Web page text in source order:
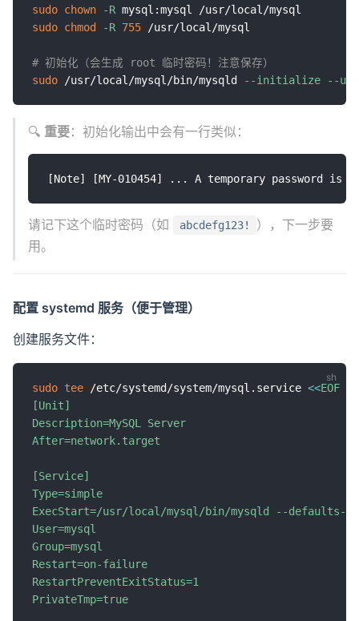
sudo chown -R
sudo chmod -R 755 /usr/local/mysql
# 初始化（会生成 root 临时密码！注意保存）
sudo /usr/local/mysql/bin/mysqld --initialize --
🔍 重要：初始化输出中会有一行类似：
请记下这个临时密码（如 abcdefg123!
），下一步要
用。
配置 systemd 服务（便于管理）
创建服务文件：
sudo tee /etc/systemd/system/mysql.service <<EOF
[Unit]
Description=MySQL Server
After=network.target
[Service]
Type=simple
ExecStart=/usr/local/mysql/bin/mysqld --defaults-
User=mysql
Group=mysql
Restart=on-failure
RestartPreventExitStatus=1
PrivateTmp=true